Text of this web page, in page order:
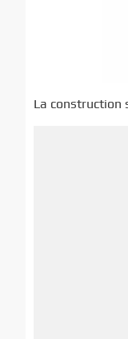
La construction